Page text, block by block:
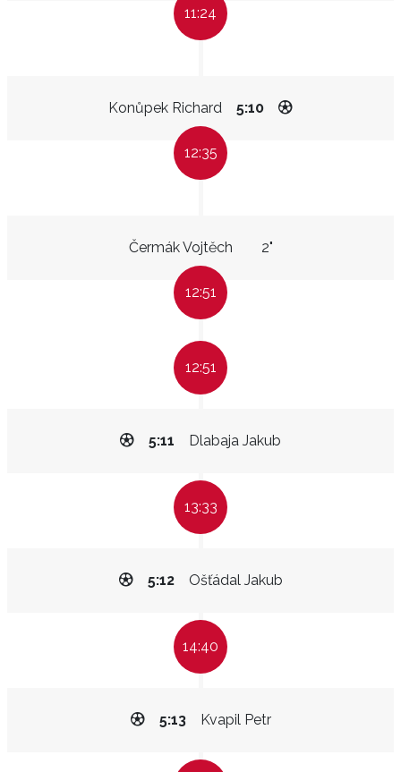
11:24
Konůpek Richard 5:10
12:35
Čermák Vojtěch 2"
12:51
12:51
Dlabaja Jakub
5:11
13:33
Ošťádal Jakub
5:12
14:40
Kvapil Petr
5:13